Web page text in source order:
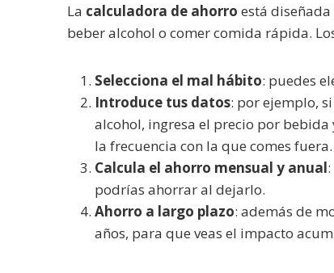
La calculadora de ahorro está
beber alcohol o comer comida rápida.
Selecciona el mal hábito: puedes
Introduce tus datos: por ejemplo,
alcohol, ingresa el precio por
la frecuencia con la que comes fuera.
Calcula el ahorro mensual y anual
podrías ahorrar al dejarlo.
Ahorro a largo plazo: además de
años, para que veas el impacto